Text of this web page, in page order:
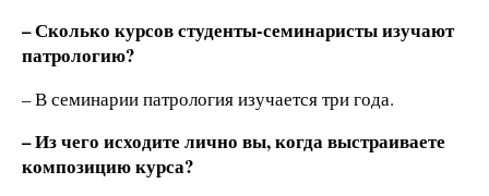
– Сколько курсов студенты-семинаристы изучают
патрологию?
– В семинарии патрология изучается три года.
– Из чего исходите лично вы, когда выстраиваете
композицию курса?